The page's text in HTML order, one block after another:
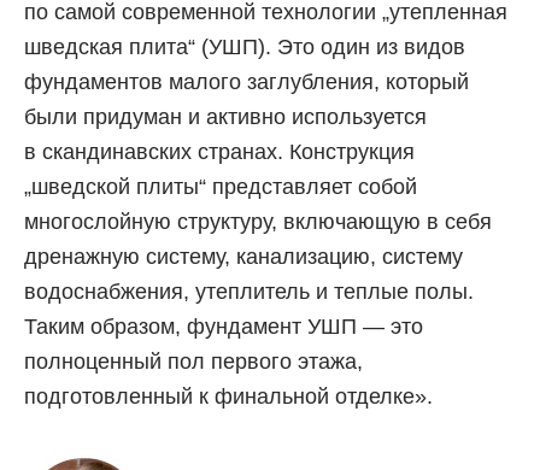
по самой современной технологии „утепленная
шведская плита“ (УШП). Это один из видов
фундаментов малого заглубления, который
были придуман и активно используется
в скандинавских странах. Конструкция
„шведской плиты“ представляет собой
многослойную структуру, включающую в себя
дренажную систему, канализацию, систему
водоснабжения, утеплитель и теплые полы.
Таким образом, фундамент УШП — это
полноценный пол первого этажа,
подготовленный к финальной отделке».